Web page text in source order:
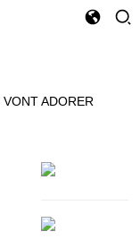
ADORER